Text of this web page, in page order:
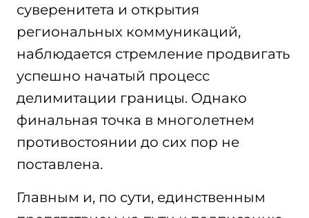
суверенитета и открытия
региональных коммуникаций,
наблюдается стремление продвигать
успешно начатый процесс
делимитации границы. Однако
финальная точка в многолетнем
противостоянии до сих пор не
поставлена.
Главным и, по сути, единственным